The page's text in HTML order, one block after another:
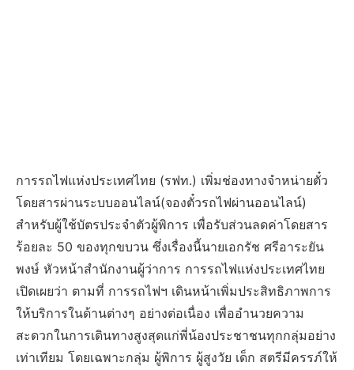
การรถไฟแห่งประเทศไทย (รฟท.) เพิ่มช่องทางจำหน่ายตั๋ว
โดยสารผ่านระบบออนไลน์(จองตั๋วรถไฟผ่านออนไลน์)
สำหรับผู้ใช้บัตรประจำตัวผู้พิการ เพื่อรับส่วนลดค่าโดยสาร
ร้อยละ 50 ของทุกขบวน ซึ่งเรื่องนี้นายเอกรัช ศรีอาระยัน
พงษ์ หัวหน้าสำนักงานผู้ว่าการ การรถไฟแห่งประเทศไทย
เปิดเผยว่า ตามที่ การรถไฟฯ เดินหน้าเพิ่มประสิทธิภาพการ
ให้บริการในด้านต่างๆ อย่างต่อเนื่อง เพื่ออำนวยความ
สะดวกในการเดินทางสูงสุดแก่พี่น้องประชาชนทุกกลุ่มอย่าง
เท่าเทียม โดยเฉพาะกลุ่ม ผู้พิการ ผู้สูงวัย เด็ก สตรีมีครรภ์ให้